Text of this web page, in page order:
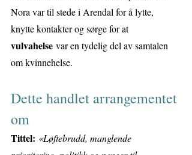
Nora var til stede i Arendal for å lytte,
knytte kontakter og sørge for at
vulvahelse var en tydelig del av samtalen
om kvinnehelse.
Dette handlet arrangementet
om
Tittel: «Løftebrudd, manglende